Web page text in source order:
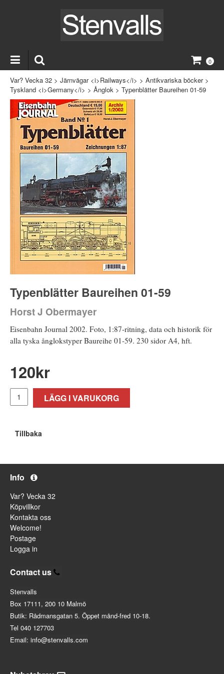
0
Var? Vecka 32 > Järnvägar <i>Railways</i> > Antikvariska böcker>
Tyskland <i>Germany</i> > Ånglok > Typenblätter Baureihen 01-59
Typenblätter Baureihen 01-59
Horst J Obermayer
Eisenbahn Journal 2002. Foto, 1:87-ritning, data och historik för
alla tyska ånglokstyper Baureihe 01-59. 230 sidor A4, hft.
120kr
LÄGG I VARUKORG
Tillbaka
Info
Var? Vecka 32
Köpvillkor
Kontakta oss
Welcome!
Postage
Logga in
Contact us
Stenvalls
Box 17111, 200 10 Malmö
Butik: Rådmansgatan 5. Öppet månd-fred 10-18.
Tel 040 127703
Email: info@stenvalls.com